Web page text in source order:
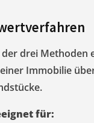
der drei Methoden
Immobilie
für: